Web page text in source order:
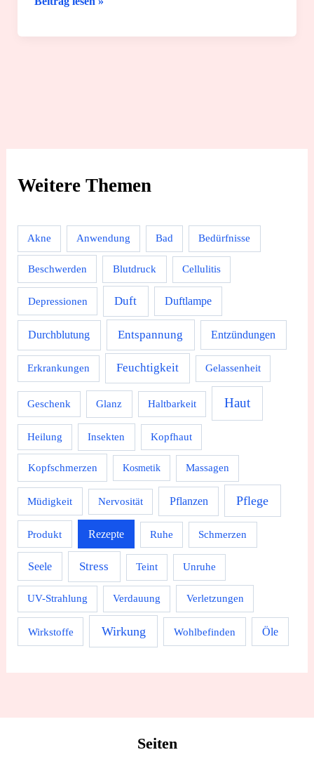
Weitere Themen
Akne Anwendung Bad Bedürfnisse
Beschwerden Blutdruck Cellulitis
Depressionen Duft Duftlampe
Durchblutung Entspannung Entzündungen
Erkrankungen Feuchtigkeit Gelassenheit
Geschenk Glanz Haltbarkeit Haut
Heilung Insekten Kopfhaut
Kopfschmerzen Kosmetik Massagen
Müdigkeit Nervosität Pflanzen Pflege
Produkt Rezepte Ruhe Schmerzen
Seele Stress Teint Unruhe
UV-Strahlung Verdauung Verletzungen
Wirkstoffe Wirkung Wohlbefinden Öle
machen:
Seiten